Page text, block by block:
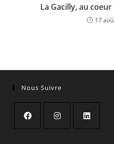
La Gacilly, au
17
Nous Suivre